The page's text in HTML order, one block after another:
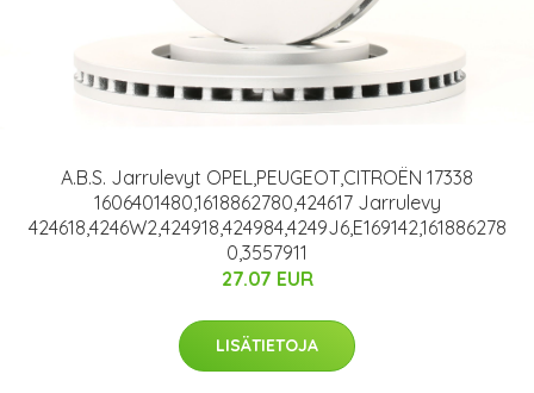
A.B.S. Jarrulevyt OPEL,PEUGEOT,CITROËN 17338
1606401480,1618862780,424617 Jarrulevy
424618,4246W2,424918,424984,4249J6,E169142,161886278
0,3557911
27.07 EUR
LISÄTIETOJA